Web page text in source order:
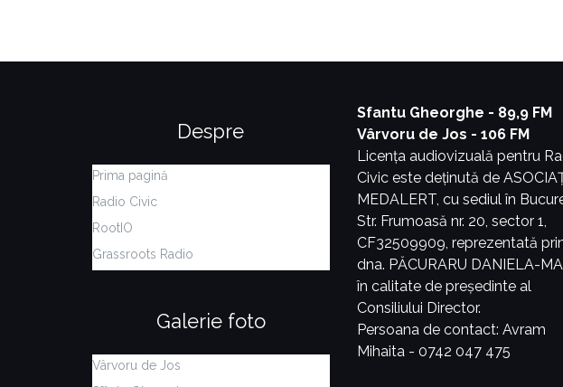
Despre
Prima pagină
Radio Civic
RootIO
Grassroots Radio
Galerie foto
Vârvoru de Jos
Sfantu Gheorghe - 89,9 FM
Vârvoru de Jos - 106 FM
Licența audiovizuală pentru
Civic este deținută de
MEDALERT, cu sediul în
Str. Frumoasă nr. 20, sector 1,
CF32509909, reprezentată
dna. PĂCURARU DANIELA-
în calitate de președinte al
Consiliului Director.
Persoana de contact: Avram
Mihaita - 0742 047 475